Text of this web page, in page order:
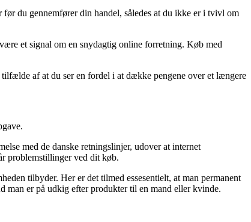
du gennemfører din handel, således at du ikke er i tvivl om
et signal om en snydagtig online forretning. Køb med
af at du ser en fordel i at dække pengene over et længere
med de danske retningslinjer, udover at internet
problemstillinger ved dit køb.
tilbyder. Her er det tilmed essesentielt, at man permanent
man er på udkig efter produkter til en mand eller kvinde.